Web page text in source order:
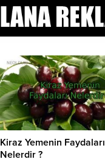
Kiraz Yemenin Faydaları
Nelerdir ?